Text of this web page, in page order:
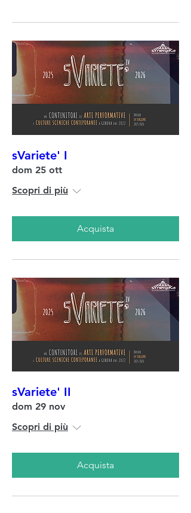
sVariete' I
dom 25 ott
Scopri di più
Acquista
sVariete' II
dom 29 nov
Scopri di più
Acquista